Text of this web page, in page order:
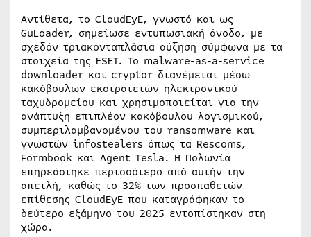
Αντίθετα, το CloudEyE, γνωστό και ως
GuLoader, σημείωσε εντυπωσιακή άνοδο, με
σχεδόν τριακονταπλάσια αύξηση σύμφωνα με τα
στοιχεία της ESET. Το malware-as-a-service
downloader και cryptor διανέμεται μέσω
κακόβουλων εκστρατειών ηλεκτρονικού
ταχυδρομείου και χρησιμοποιείται για την
ανάπτυξη επιπλέον κακόβουλου λογισμικού,
συμπεριλαμβανομένου του ransomware και
γνωστών infostealers όπως τα Rescoms,
Formbook και Agent Tesla. Η Πολωνία
επηρεάστηκε περισσότερο από αυτήν την
απειλή, καθώς το 32% των προσπαθειών
επίθεσης CloudEyE που καταγράφηκαν το
δεύτερο εξάμηνο του 2025 εντοπίστηκαν στη
χώρα.